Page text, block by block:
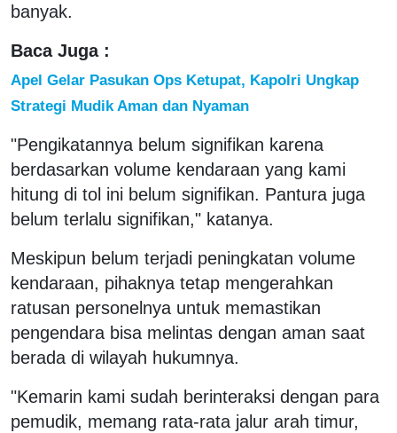
banyak.
Baca Juga :
Apel Gelar Pasukan Ops Ketupat, Kapolri Ungkap
Strategi Mudik Aman dan Nyaman
"Pengikatannya belum signifikan karena
berdasarkan volume kendaraan yang kami
hitung di tol ini belum signifikan. Pantura juga
belum terlalu signifikan," katanya.
Meskipun belum terjadi peningkatan volume
kendaraan, pihaknya tetap mengerahkan
ratusan personelnya untuk memastikan
pengendara bisa melintas dengan aman saat
berada di wilayah hukumnya.
"Kemarin kami sudah berinteraksi dengan para
pemudik, memang rata-rata jalur arah timur,